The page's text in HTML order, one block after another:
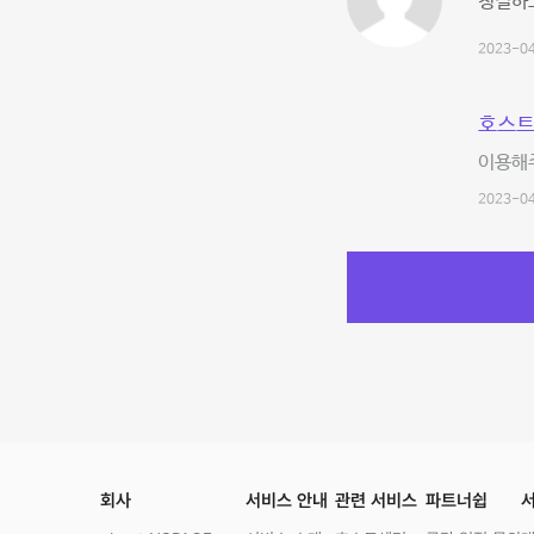
2023-
호스
이용
2023-
회사 서비스 안내 관련 서비스 파트너쉽